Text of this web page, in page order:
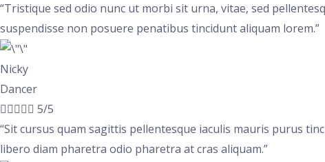
“Tristique sed odio nunc ut morbi sit urna, vitae, sed
suspendisse non posuere penatibus tincidunt aliquam lorem.”
Nicky
Dancer
 5/5
“Sit cursus quam sagittis pellentesque iaculis mauris purus
libero diam pharetra odio pharetra at cras aliquam.”